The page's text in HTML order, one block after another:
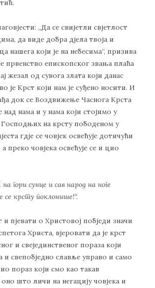
„Да се свијетли свјетлост
да виде добра дјела твоја и
нашега који је на небесима“, призива
првенство епископског звања плаћа
жезал од сувога злата који данас
je Крст који нам је суђено носити. И
док се Воздвижење Часнога Крста
над нама и у нама који стојимо у
Господњих на крсту пободеном у
гдје се човјек освећује дотичући
преко човјека освећује се и цио
гори сунце и сав народ на ноге
се крсту поклонише!“.
пјевати о Христовој побједи значи
Христа, вјеровати да је крст
и свејединственог пораза који
и свепобједно славље управо и само
пораз који смо као такав
што личи на негацију човјека и